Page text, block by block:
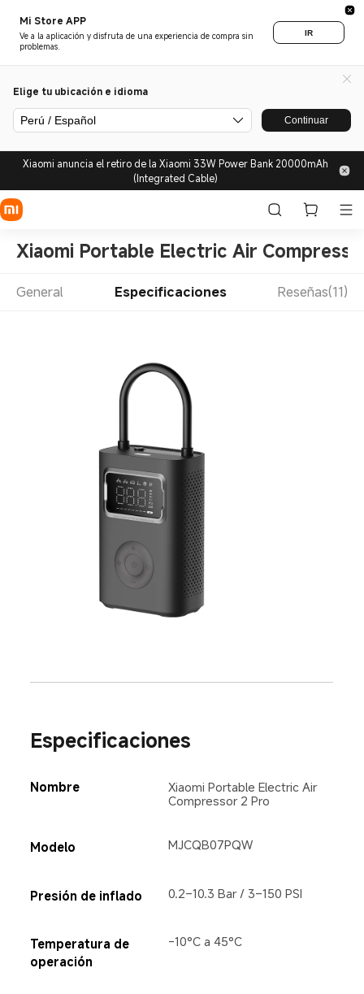
Mi Store APP
Ve a la aplicación y disfruta de una experiencia de compra sin
problemas.
IR
Elige tu ubicación e idioma
Perú / Español Continuar
Xiaomi anuncia el retiro de la Xiaomi 33W Power Bank 20000mAh
(Integrated Cable)
Xiaomi Portable Electric Air
General Especificaciones Reseñas(11)
Especificaciones
Nombre
Xiaomi Portable Electric Air
Compressor 2 Pro
Modelo MJCQB07PQW
Presión de inflado 0.2–10.3 Bar / 3–150 PSI
Temperatura de
operación
-10°C a 45°C